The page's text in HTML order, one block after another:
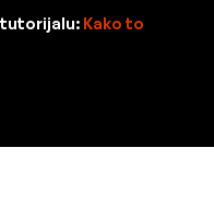
tutorijalu: Kako to